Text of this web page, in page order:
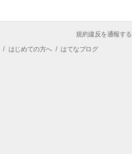
規約違反を通報する
/ はじめての方へ/ はてなブログ